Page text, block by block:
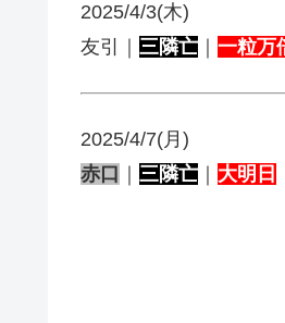
2025/4/3(木)
友引｜ 三隣亡 一粒万
2025/4/7(月)
赤口 ｜ 三隣亡 ｜ 大明日